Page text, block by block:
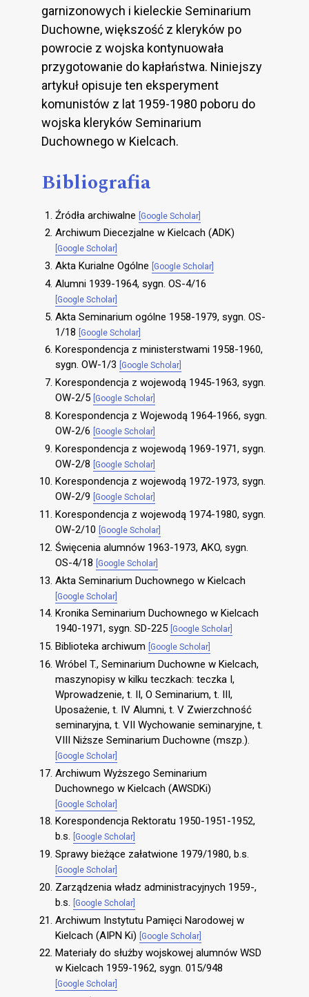
garnizonowych i kieleckie Seminarium
Duchowne, większość z kleryków po
powrocie z wojska kontynuowała
przygotowanie do kapłaństwa. Niniejszy
artykuł opisuje ten eksperyment
komunistów z lat 1959-1980 poboru do
wojska kleryków Seminarium
Duchownego w Kielcach.
Bibliografia
Źródła archiwalne [Google Scholar]
Archiwum Diecezjalne w Kielcach (ADK)
[Google Scholar]
Akta Kurialne Ogólne [Google Scholar]
Alumni 1939-1964, sygn. OS-4/16
[Google Scholar]
Akta Seminarium ogólne 1958-1979, sygn. OS-
1/18
[Google Scholar]
Korespondencja z ministerstwami 1958-1960,
sygn. OW-1/3
[Google Scholar]
Korespondencja z wojewodą 1945-1963, sygn.
OW-2/5 [Google Scholar]
Korespondencja z Wojewodą 1964-1966, sygn.
OW-2/6
[Google Scholar]
Korespondencja z wojewodą 1969-1971, sygn.
OW-2/8
[Google Scholar]
Korespondencja z wojewodą 1972-1973, sygn.
OW-2/9
[Google Scholar]
Korespondencja z wojewodą 1974-1980, sygn.
OW-2/10
[Google Scholar]
Święcenia alumnów 1963-1973, AKO, sygn.
OS-4/18
[Google Scholar]
Akta Seminarium Duchownego w Kielcach
[Google Scholar]
Kronika Seminarium Duchownego w Kielcach
1940-1971, sygn. SD-225 [Google Scholar]
Biblioteka archiwum [Google Scholar]
Wróbel T., Seminarium Duchowne w Kielcach,
maszynopisy w kilku teczkach: teczka I,
Wprowadzenie, t. II, O Seminarium, t. III,
Uposażenie, t. IV Alumni, t. V Zwierzchność
seminaryjna, t. VII Wychowanie seminaryjne, t.
VIII Niższe Seminarium Duchowne (mszp.).
[Google Scholar]
Archiwum Wyższego Seminarium
Duchownego w Kielcach (AWSDKi)
[Google Scholar]
Korespondencja Rektoratu 1950-1951-1952,
b.s.
[Google Scholar]
Sprawy bieżące załatwione 1979/1980, b.s.
[Google Scholar]
Zarządzenia władz administracyjnych 1959-,
b.s.
[Google Scholar]
Archiwum Instytutu Pamięci Narodowej w
Kielcach (AIPN Ki)
[Google Scholar]
Materiały do służby wojskowej alumnów WSD
w Kielcach 1959-1962, sygn. 015/948
[Google Scholar]